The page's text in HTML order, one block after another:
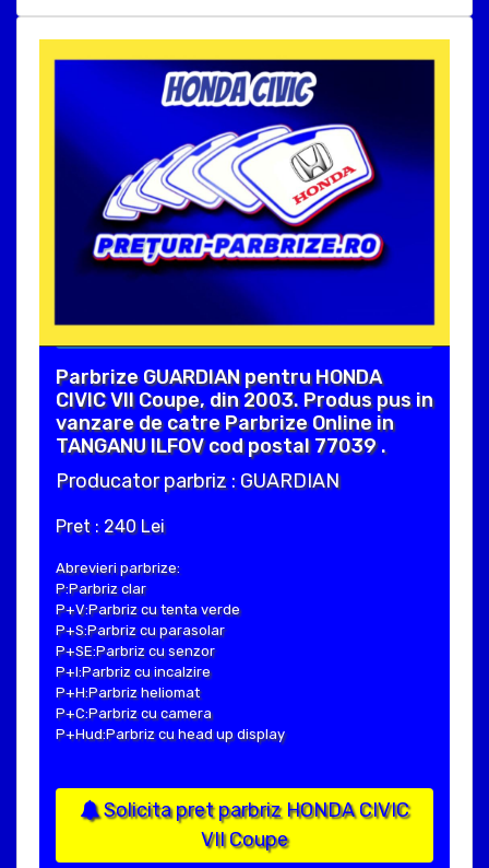
Parbrize GUARDIAN pentru HONDA
CIVIC VII Coupe, din 2003. Produs pus in
vanzare de catre Parbrize Online in
TANGANU ILFOV cod postal 77039 .
Producator parbriz : GUARDIAN
Pret : 240 Lei
Abrevieri parbrize:
P:Parbriz clar
P+V:Parbriz cu tenta verde
P+S:Parbriz cu parasolar
P+SE:Parbriz cu senzor
P+I:Parbriz cu incalzire
P+H:Parbriz heliomat
P+C:Parbriz cu camera
P+Hud:Parbriz cu head up display
Solicita pret parbriz HONDA CIVIC
VII Coupe